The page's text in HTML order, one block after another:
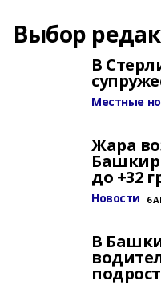
Выбор
В
Местные
Жара
до +32
Новости 6
В